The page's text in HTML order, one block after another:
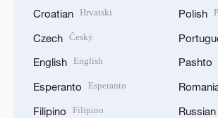
Croatian Hrvatski
Czech Český
English English
Esperanto Esperanto
Filipino Filipino
Polish
Pashto
Russian